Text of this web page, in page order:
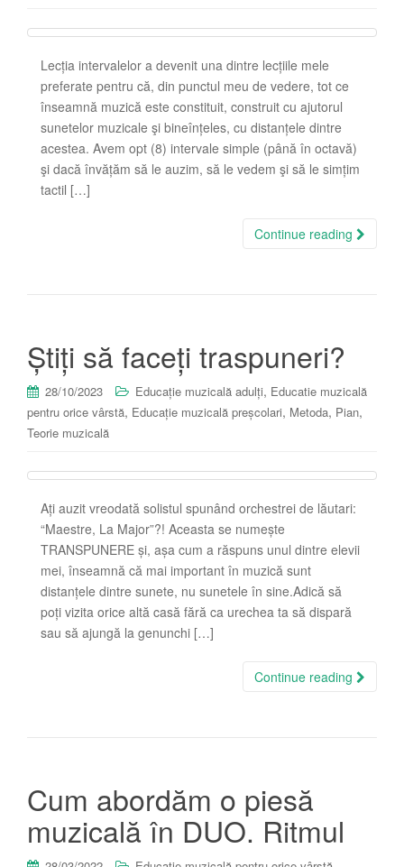
Lecția intervalelor a devenit una dintre lecțiile mele
preferate pentru că, din punctul meu de vedere, tot ce
înseamnă muzică este constituit, construit cu ajutorul
sunetelor muzicale şi bineînțeles, cu distanțele dintre
acestea. Avem opt (8) intervale simple (până în octavă)
şi dacă învățăm să le auzim, să le vedem şi să le simțim
tactil […]
Continue reading
Știți să faceți traspuneri?
28/10/2023 Educație muzicală adulți, Educatie muzicală
pentru orice vârstă, Educație muzicală preșcolari, Metoda, Pian,
Teorie muzicală
Ați auzit vreodată solistul spunând orchestrei de lăutari:
“Maestre, La Major”?! Aceasta se numește
TRANSPUNERE și, așa cum a răspuns unul dintre elevii
mei, înseamnă că mai important în muzică sunt
distanțele dintre sunete, nu sunetele în sine.Adică să
poți vizita orice altă casă fără ca urechea ta să dispară
sau să ajungă la genunchi […]
Continue reading
Cum abordăm o piesă
muzicală în DUO. Ritmul